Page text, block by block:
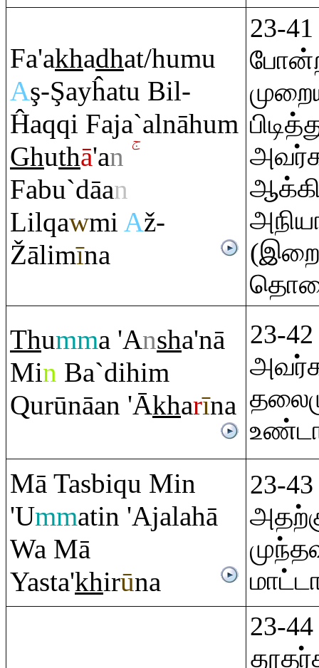
Fa'akhadhat/humu
Aş-Şayĥatu Bil-
Ĥaqqi Faja`alnāhum
Ghuthā'an
Fabu`dāan
Lilqawmi Až-
Žālimīna
23-
(இறை
Thumma 'Ansha'nā
Min Ba`dihim
Qurūnāan 'Ākharīna
23-
Mā Tasbiqu Min
'Ummatin 'Ajalahā
Wa Mā
Yasta'khirūna
23-
23-